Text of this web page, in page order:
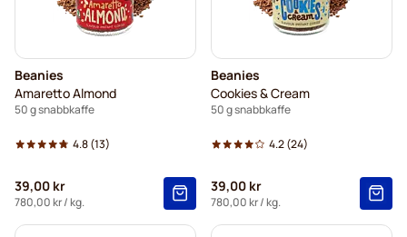
Beanies
Amaretto Almond
50 g snabbkaffe
4.8(13)
39,00 kr
780,00 kr/ kg.
Beanies
Cookies & Cream
50 g snabbkaffe
4.2(24)
39,00 kr
780,00 kr/ kg.